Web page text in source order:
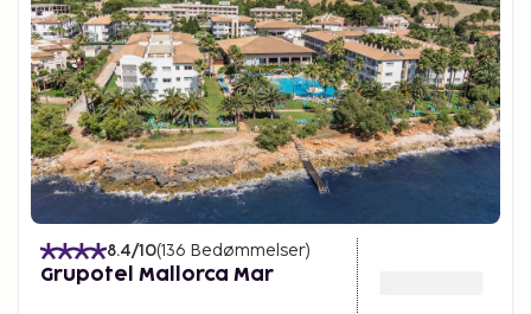
8.4/10(136 Bedømmelser)
Grupotel Mallorca Mar